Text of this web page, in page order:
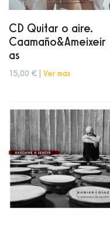
CD Quitar o aire.
Caamaño&Ameixeir
as
15,00 € | Ver más